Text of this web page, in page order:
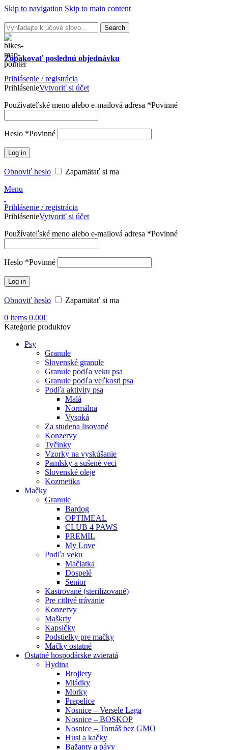
Skip to navigation Skip to main content
Search
Zopakovať poslednú objednávku
Prihlásenie / registrácia
PrihlásenieVytvoriť si účet
Používateľské meno alebo e-mailová adresa *Povinné
Heslo *Povinné
Log in
Obnoviť heslo
Zapamätať si ma
Menu
Prihlásenie / registrácia
PrihlásenieVytvoriť si účet
Používateľské meno alebo e-mailová adresa *Povinné
Heslo *Povinné
Log in
Obnoviť heslo
Zapamätať si ma
0 items 0.00€
Kateģorie produktov
Psy
Granule
Slovenské granule
Granule podľa veku psa
Granule podľa veľkosti psa
Podľa aktivity psa
Malá
Normálna
Vysoká
Za studena lisované
Konzervy
Tyčinky
Vzorky na vyskúšanie
Pamlsky a sušené veci
Slovenské oleje
Kozmetika
Mačky
Granule
Bardog
OPTIMEAL
CLUB 4 PAWS
PREMIL
My Love
Podľa veku
Mačiatka
Dospelé
Senior
Kastrované (sterilizované)
Pre citlivé trávanie
Konzervy
Maškrty
Kapsičky
Podstielky pre mačky
Mačky ostatné
Ostatné hospodárske zvieratá
Hydina
Brojlery
Mládky
Morky
Prepelice
Nosnice – Versele Laga
Nosnice – BOSKOP
Nosnice – Tomáš bez GMO
Husi a kačky
Bažanty a pávy